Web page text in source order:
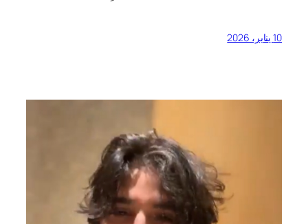
10 يناير، 2026